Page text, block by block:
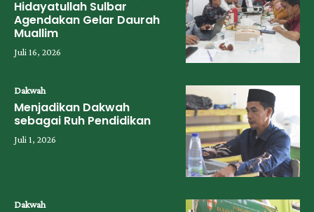
Hidayatullah Sulbar
Agendakan Gelar Daurah
Muallim
Juli 16, 2026
Dakwah
Menjadikan Dakwah
sebagai Ruh Pendidikan
Juli 1, 2026
Dakwah